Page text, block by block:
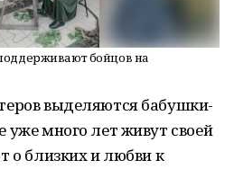
бойцов на
выделяются бабушки-
уже много лет живут своей
о близких и любви к